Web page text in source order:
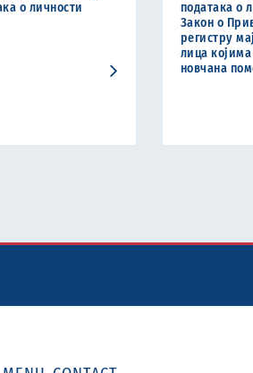
о личности
података о
Закон о
регистру
лица којима
новчана